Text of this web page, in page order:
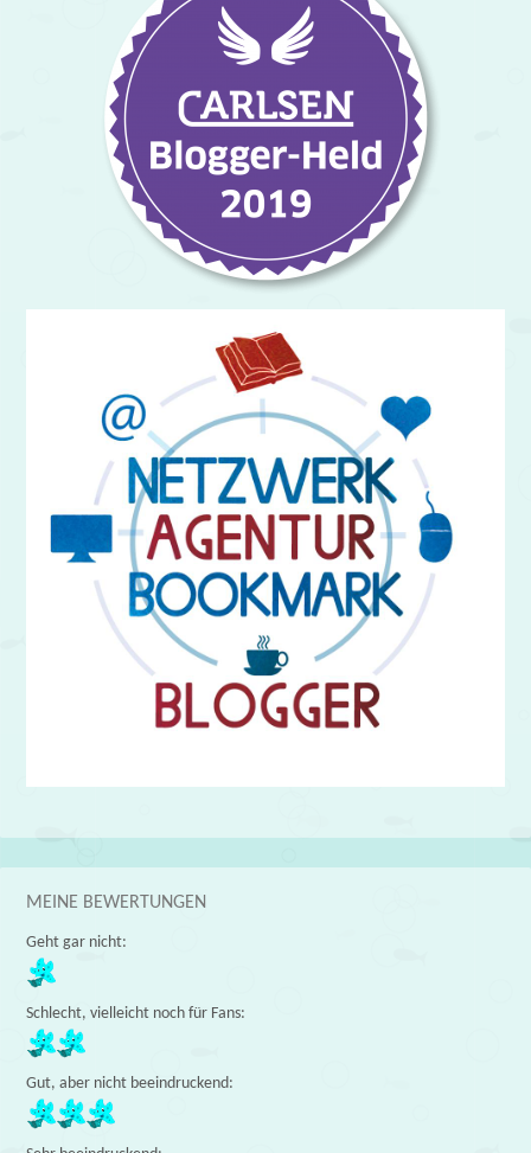
MEINE BEWERTUNGEN
Geht gar nicht:
Schlecht, vielleicht noch für Fans:
Gut, aber nicht beeindruckend: